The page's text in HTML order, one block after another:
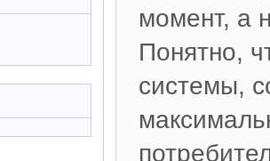
момент, а
Понятно,
системы,